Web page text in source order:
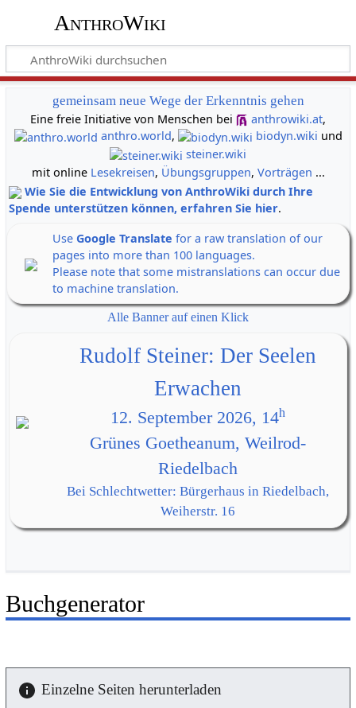
AnthroWiki
gemeinsam neue Wege der Erkenntnis gehen
Eine freie Initiative von Menschen bei
anthrowiki.at,
anthro.world, biodyn.wiki und
steiner.wiki
mit online Lesekreisen, Übungsgruppen, Vorträgen ...
Wie Sie die Entwicklung von AnthroWiki durch Ihre
Spende unterstützen können, erfahren Sie hier.
Use Google Translate for a raw translation of our
pages into more than 100 languages.
Please note that some mistranslations can occur due
to machine translation.
Alle Banner auf einen Klick
Rudolf Steiner: Der Seelen
Erwachen
12. September 2026, 14h
Grünes Goetheanum, Weilrod-
Riedelbach
Bei Schlechtwetter: Bürgerhaus in Riedelbach,
Weiherstr. 16
Buchgenerator
Einzelne Seiten herunterladen